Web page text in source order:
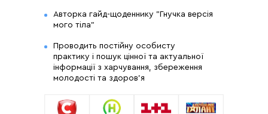
Авторка гайд-щоденнику "Гнучка версія
мого тіла"
Проводить постійну особисту
практику і пошук цінної та актуальної
інформації з харчування, збереження
молодості та здоров'я